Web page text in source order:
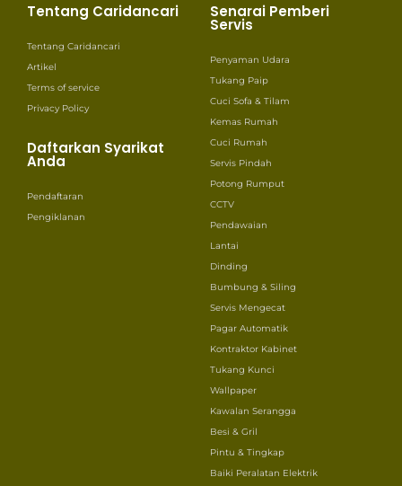
Tentang Caridancari
Tentang Caridancari
Artikel
Terms of service
Privacy Policy
Daftarkan Syarikat
Anda
Pendaftaran
Pengiklanan
Senarai Pemberi
Servis
Penyaman Udara
Tukang Paip
Cuci Sofa & Tilam
Kemas Rumah
Cuci Rumah
Servis Pindah
Potong Rumput
CCTV
Pendawaian
Lantai
Dinding
Bumbung & Siling
Servis Mengecat
Pagar Automatik
Kontraktor Kabinet
Tukang Kunci
Wallpaper
Kawalan Serangga
Besi & Gril
Pintu & Tingkap
Baiki Peralatan Elektrik